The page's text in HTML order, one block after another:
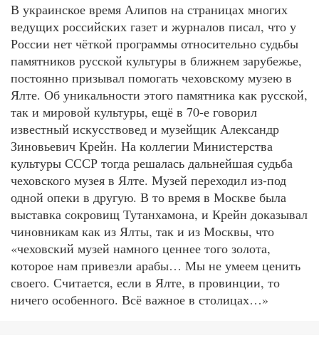
В украинское время Алипов на страницах многих
ведущих российских газет и журналов писал, что у
России нет чёткой программы относительно судьбы
памятников русской культуры в ближнем зарубежье,
постоянно призывал помогать чеховскому музею в
Ялте. Об уникальности этого памятника как русской,
так и мировой культуры, ещё в 70-е говорил
известный искусствовед и музейщик Александр
Зиновьевич Крейн. На коллегии Министерства
культуры СССР тогда решалась дальнейшая судьба
чеховского музея в Ялте. Музей переходил из-под
одной опеки в другую. В то время в Москве была
выставка сокровищ Тутанхамона, и Крейн доказывал
чиновникам как из Ялты, так и из Москвы, что
«чеховский музей намного ценнее того золота,
которое нам привезли арабы… Мы не умеем ценить
своего. Считается, если в Ялте, в провинции, то
ничего особенного. Всё важное в столицах…»